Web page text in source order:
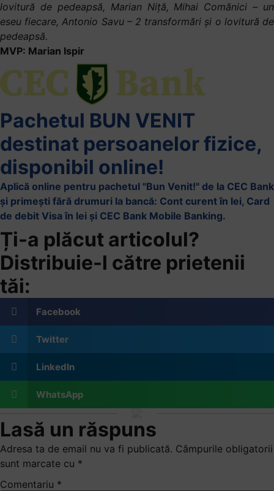
lovitură de pedeapsă, Marian Niță, Mihai Comănici – un
eseu fiecare, Antonio Savu – 2 transformări și o lovitură de
pedeapsă.
MVP: Marian Ispir
Pachetul BUN VENIT
destinat persoanelor fizice,
disponibil online!
Aplică online pentru pachetul "Bun Venit!" de la CEC Bank
și primești fără drumuri la bancă: Cont curent în lei, Card
de debit Visa în lei și CEC Bank Mobile Banking.​
Ți-a plăcut articolul?
Distribuie-l către prietenii
tăi:
Facebook
Twitter
LinkedIn
WhatsApp
Lasă un răspuns
Adresa ta de email nu va fi publicată. Câmpurile obligatorii
sunt marcate cu *
Comentariu *